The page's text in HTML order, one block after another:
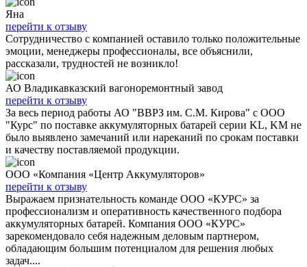
Яна
перейти к отзыву
Сотрудничество с компанией оставило только положительные
эмоции, менеджеры профессионалы, все объяснили,
рассказали, трудностей не возникло!
АО Владикавказский вагоноремонтный завод
перейти к отзыву
За весь период работы АО "ВВРЗ им. С.М. Кирова" с ООО
"Курс" по поставке аккумуляторных батарей серии KL, KM не
было выявлено замечаний или нареканий по срокам поставки
и качеству поставляемой продукции.
ООО «Компания «Центр Аккумуляторов»
перейти к отзыву
Выражаем признательность команде ООО «КУРС» за
профессионализм и оперативность качественного подбора
аккумуляторных батарей. Компания ООО «КУРС»
зарекомендовало себя надежным деловым партнером,
обладающим большим потенциалом для решения любых
задач....